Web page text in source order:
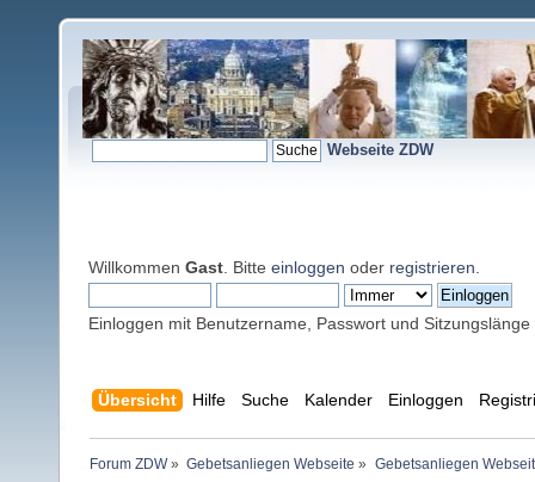
Webseite ZDW
Willkommen Gast . Bitte einloggen oder registrieren
Einloggen mit Benutzername, Passwort und Sitzungslänge
Übersicht Hilfe Suche Kalender Einloggen
Forum ZDW» Gebetsanliegen Webseite » Gebetsanliegen